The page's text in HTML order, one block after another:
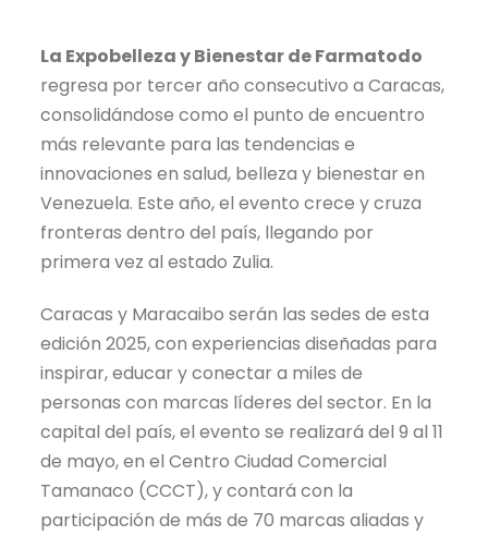
La Expobelleza y Bienestar de Farmatodo
regresa por tercer año consecutivo a Caracas,
consolidándose como el punto de encuentro
más relevante para las tendencias e
innovaciones en salud, belleza y bienestar en
Venezuela. Este año, el evento crece y cruza
fronteras dentro del país, llegando por
primera vez al estado Zulia.
Caracas y Maracaibo serán las sedes de esta
edición 2025, con experiencias diseñadas para
inspirar, educar y conectar a miles de
personas con marcas líderes del sector. En la
capital del país, el evento se realizará del 9 al 11
de mayo, en el Centro Ciudad Comercial
Tamanaco (CCCT), y contará con la
participación de más de 70 marcas aliadas y